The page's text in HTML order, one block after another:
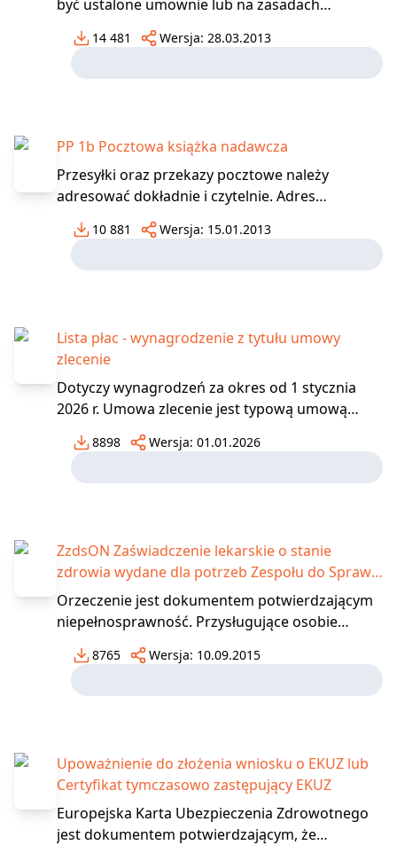
być ustalone umownie lub na zasadach
ogólnych. W przypadku braku terminu płatności
przewidzianego w umowie osoba zobowiązana
powinna dokonać zapłaty na wezwanie
14 481 Wersja: 28.03.2013
PP 1b Pocztowa książka nadawcza
Przesyłki oraz przekazy pocztowe należy
adresować dokładnie i czytelnie. Adres
umieszczony na przesyłce lub blankiecie
przekazu pocztowego powinien zawierać dane
zamieszczone w następującej kolejności: imię i
10 881 Wersja: 15.01.2013
Lista płac - wynagrodzenie z tytułu umowy
zlecenie
Dotyczy wynagrodzeń za okres od 1 stycznia
2026 r. Umowa zlecenie jest typową umową
zawieraną celem świadczenia określonych
czynności. Od umowy o pracę odróżnia ją nie
tylko kwestia mniejszego podporządkowania
8898 Wersja: 01.01.2026
ZzdsON Zaświadczenie lekarskie o stanie
zdrowia wydane dla potrzeb Zespołu do Spraw
Orzekania o Niepełnosprawności (dla osób
powyżej 16 lat)
Orzeczenie jest dokumentem potwierdzającym
niepełnosprawność. Przysługujące osobie
niepełnosprawnej świadczenia oraz ulgi i
uprawnienia uzależnione są od orzeczonej
niepełnosprawności lub stopnia
8765 Wersja: 10.09.2015
Upoważnienie do złożenia wniosku o EKUZ lub
Certyfikat tymczasowo zastępujący EKUZ
Europejska Karta Ubezpieczenia Zdrowotnego
jest dokumentem potwierdzającym, że